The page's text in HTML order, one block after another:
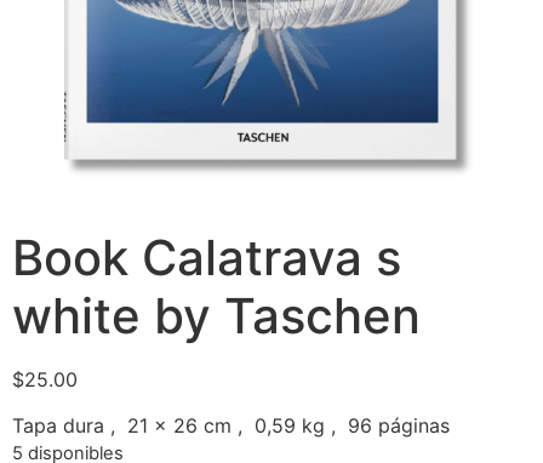
Book Calatrava s
white by Taschen
$25.00
Tapa dura , 21 x 26 cm , 0,59 kg , 96 páginas
5 disponibles